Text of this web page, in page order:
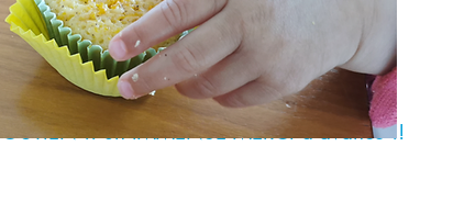
!! un IMMENSE MERCI d'avance !!